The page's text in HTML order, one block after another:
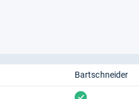
Bartschneider